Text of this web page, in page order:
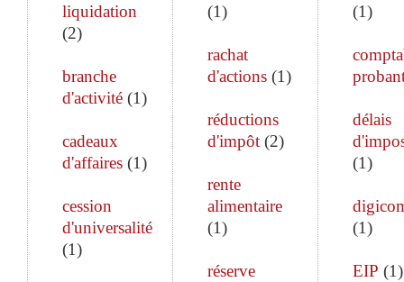
liquidation
(2)
branche
d'activité (1)
cadeaux
d'affaires (1)
cession
d'universalité
(1)
(1)
rachat
d'actions(1)
réductions
d'impôt(2)
rente
alimentaire
(1)
réserve
(1)
délais
(1)
(1)
EIP (1)